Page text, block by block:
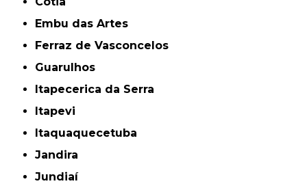
Embu das Artes
Ferraz de Vasconcelos
Guarulhos
Itapecerica da Serra
Itapevi
Itaquaquecetuba
Jandira
Jundiaí